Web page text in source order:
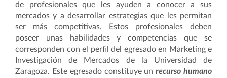
de profesionales que les ayuden a conocer a sus
mercados y a desarrollar estrategias que les permitan
ser más competitivas. Estos profesionales deben
poseer unas habilidades y competencias que se
corresponden con el perfil del egresado en Marketing e
Investigación de Mercados de la Universidad de
Zaragoza. Este egresado constituye unrecurso humano